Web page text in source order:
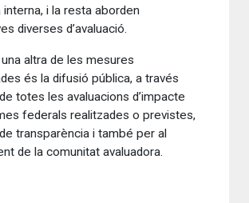
interna, i la resta aborden
diverses d’avaluació.
altra de les mesures
és la difusió pública, a través
totes les avaluacions d’impacte
federals realitzades o previstes,
transparència i també per al
de la comunitat avaluadora.